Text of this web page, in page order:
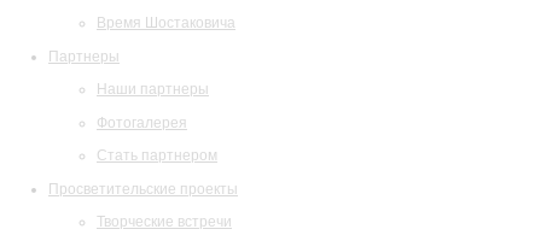
Время Шостаковича
Партнеры
Наши партнеры
Фотогалерея
Стать партнером
Просветительские проекты
Творческие встречи